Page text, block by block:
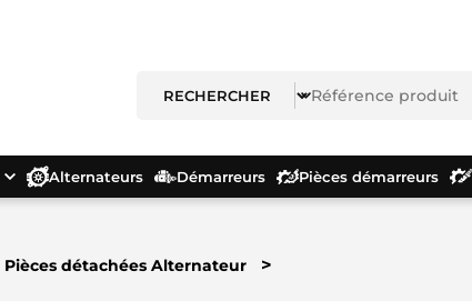
Alternateurs Démarreurs Pièces démarreurs
Pièces détachées Alternateur >